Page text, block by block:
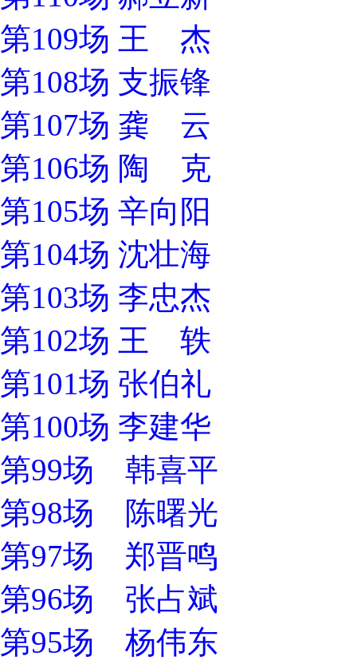
第109场 王 杰
第108场 支振锋
第107场 龚 云
第106场 陶 克
第105场 辛向阳
第104场 沈壮海
第103场 李忠杰
第102场 王 轶
第101场 张伯礼
第100场 李建华
第99场 韩喜平
第98场 陈曙光
第97场 郑晋鸣
第96场 张占斌
第95场 杨伟东